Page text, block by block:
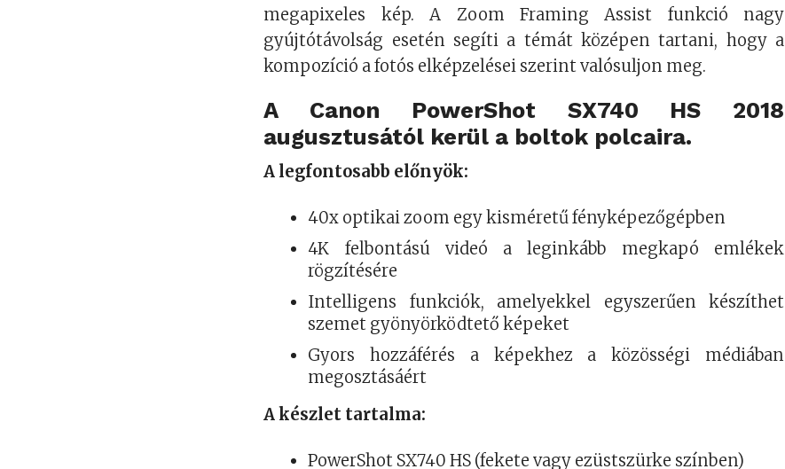
megapixeles kép. A Zoom Framing Assist funkció nagy
gyújtótávolság esetén segíti a témát középen tartani, hogy a
kompozíció a fotós elképzelései szerint valósuljon meg.
A Canon PowerShot SX740 HS 2018
augusztusától kerül a boltok polcaira.
A legfontosabb előnyök:
40x optikai zoom egy kisméretű fényképezőgépben
4K felbontású videó a leginkább megkapó emlékek
rögzítésére
Intelligens funkciók, amelyekkel egyszerűen készíthet
szemet gyönyörködtető képeket
Gyors hozzáférés a képekhez a közösségi médiában
megosztásáért
A készlet tartalma:
PowerShot SX740 HS (fekete vagy ezüstszürke színben)